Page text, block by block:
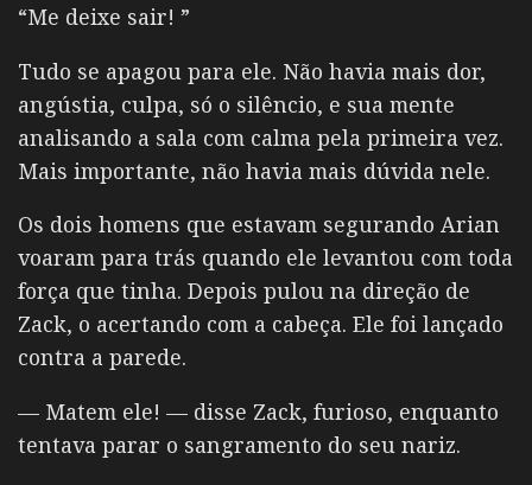
“Me deixe sair! ”
Tudo se apagou para ele. Não havia mais dor,
angústia, culpa, só o silêncio, e sua mente
analisando a sala com calma pela primeira vez.
Mais importante, não havia mais dúvida nele.
Os dois homens que estavam segurando Arian
voaram para trás quando ele levantou com toda
força que tinha. Depois pulou na direção de
Zack, o acertando com a cabeça. Ele foi lançado
contra a parede.
— Matem ele! — disse Zack, furioso, enquanto
tentava parar o sangramento do seu nariz.